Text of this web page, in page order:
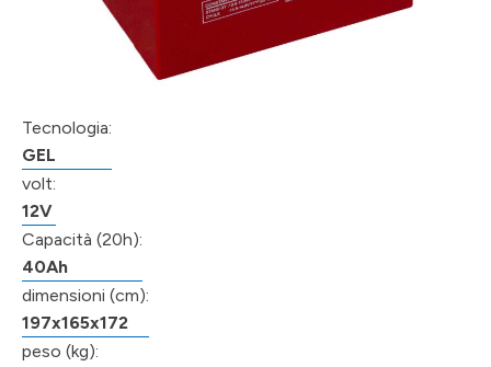
Tecnologia:
GEL
volt:
12V
Capacità (20h):
40Ah
dimensioni (cm):
197x165x172
peso (kg):